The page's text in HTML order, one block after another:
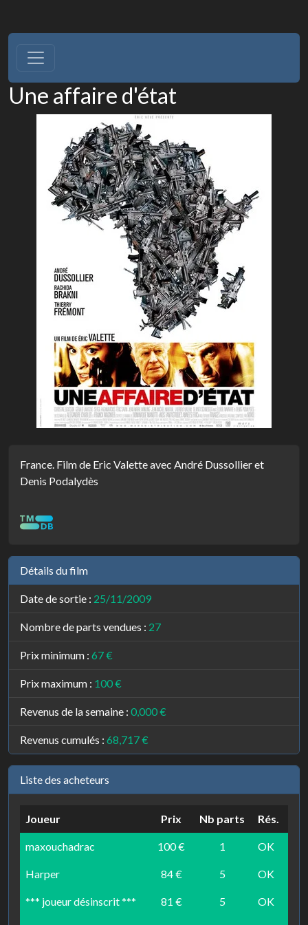
Une affaire d'état
France. Film de Eric Valette avec André Dussollier et
Denis Podalydès
Détails du film
Date de sortie : 25/11/2009
Nombre de parts vendues : 27
Prix minimum : 67 €
Prix maximum : 100 €
Revenus de la semaine : 0,000 €
Revenus cumulés : 68,717 €
Liste des acheteurs
Joueur Prix Nb parts Rés.
maxouchadrac 100 € 1 OK
Harper 84 € 5 OK
*** joueur désinscrit *** 81 € 5 OK